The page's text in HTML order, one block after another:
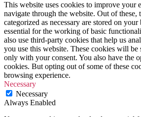
This website uses cookies to improve your
navigate through the website. Out of these,
categorized as necessary are stored on
essential for the working of basic
also use third-party cookies that help us
you use this website. These cookies will
only with your consent. You also have the
cookies. But opting out of some of these
browsing experience.
Necessary
Necessary
Always Enabled